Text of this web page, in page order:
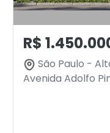
R$
São Paulo -
Avenida Adolfo